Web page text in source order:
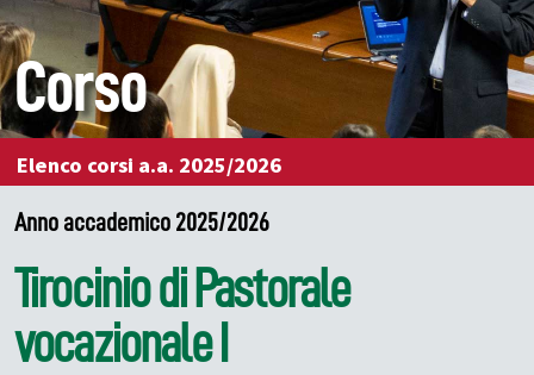
Corso
Elenco corsi a.a. 2025/2026
Anno accademico 2025/2026
Tirocinio di Pastorale
vocazionale I